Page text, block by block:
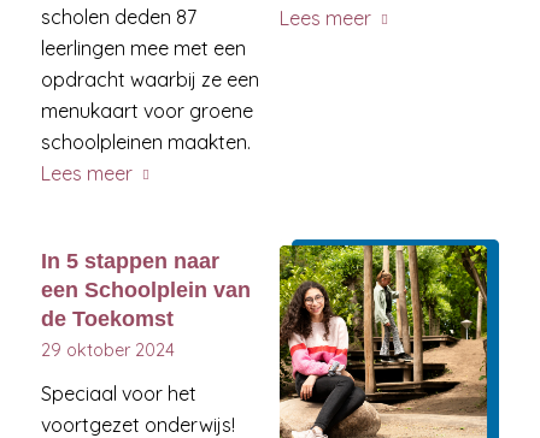
scholen deden 87
leerlingen mee met een
opdracht waarbij ze een
menukaart voor groene
schoolpleinen maakten.
Lees meer
Lees meer
In 5 stappen naar
een Schoolplein van
de Toekomst
29 oktober 2024
Speciaal voor het
voortgezet onderwijs!